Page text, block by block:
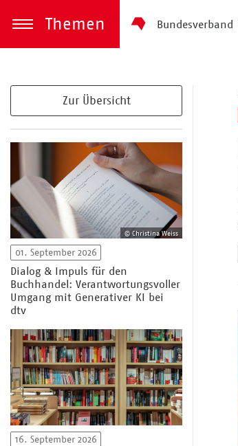
zum Inhalt springen
Themen
Menü öffnen
Bundesverband
Zur Übersicht
© Christina Weiss
01. September 2026
Dialog & Impuls für den
Buchhandel: Verantwortungsvoller
Umgang mit Generativer KI bei
dtv
16. September 2026